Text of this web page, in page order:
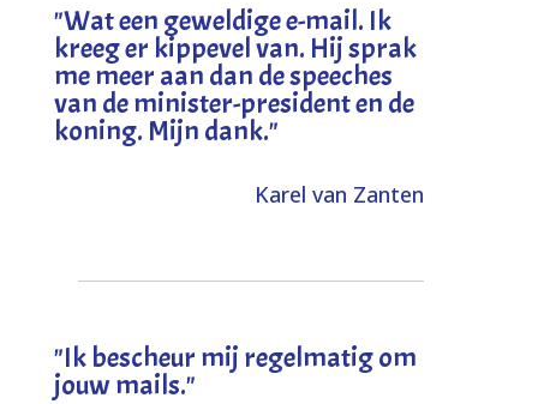
"Wat een geweldige e-mail. Ik
kreeg er kippevel van. Hij sprak
me meer aan dan de speeches
van de minister-president en de
koning. Mijn dank."
Karel van Zanten
"Ik bescheur mij regelmatig om
jouw mails."